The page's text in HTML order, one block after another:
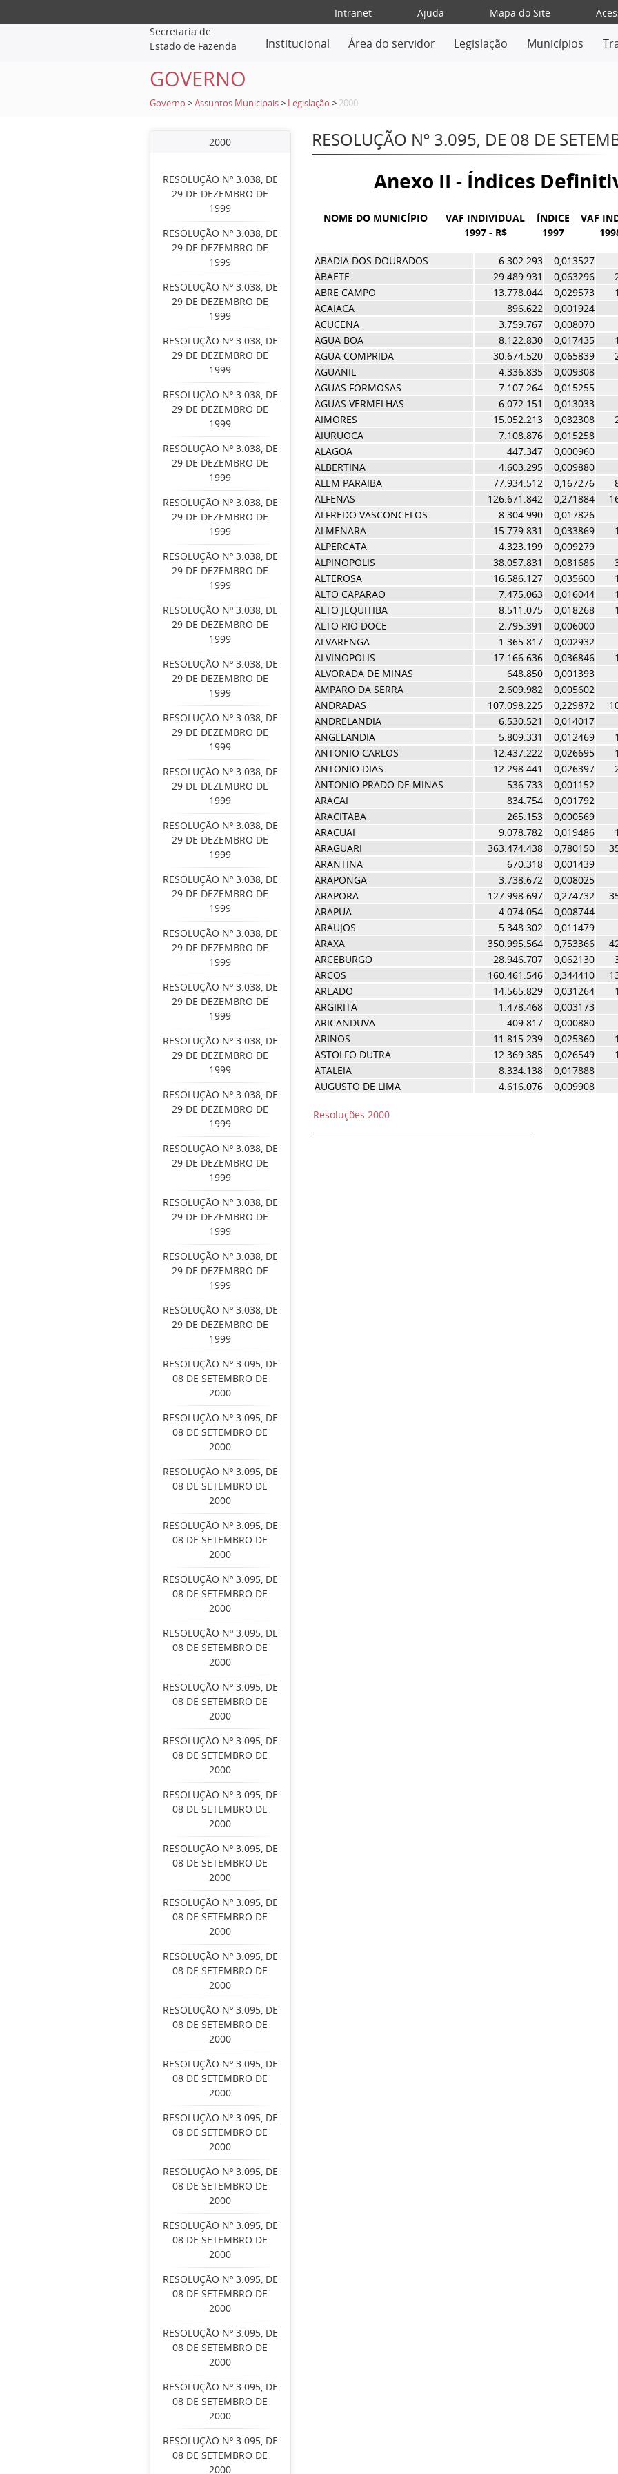
Intranet Ajuda Mapa do Site
Secretaria de
Estado de Fazenda
Institucional Área do servidor Legislação Municípios
GOVERNO
Governo >Assuntos Municipais > Legislação > 2000
2000
RESOLUÇÃO Nº 3.038, DE
29 DE DEZEMBRO DE
1999
RESOLUÇÃO Nº 3.038, DE
29 DE DEZEMBRO DE
1999
RESOLUÇÃO Nº 3.038, DE
29 DE DEZEMBRO DE
1999
RESOLUÇÃO Nº 3.038, DE
29 DE DEZEMBRO DE
1999
RESOLUÇÃO Nº 3.038, DE
29 DE DEZEMBRO DE
1999
RESOLUÇÃO Nº 3.038, DE
29 DE DEZEMBRO DE
1999
RESOLUÇÃO Nº 3.038, DE
29 DE DEZEMBRO DE
1999
RESOLUÇÃO Nº 3.038, DE
29 DE DEZEMBRO DE
1999
RESOLUÇÃO Nº 3.038, DE
29 DE DEZEMBRO DE
1999
RESOLUÇÃO Nº 3.038, DE
29 DE DEZEMBRO DE
1999
RESOLUÇÃO Nº 3.038, DE
29 DE DEZEMBRO DE
1999
RESOLUÇÃO Nº 3.038, DE
29 DE DEZEMBRO DE
1999
RESOLUÇÃO Nº 3.038, DE
29 DE DEZEMBRO DE
1999
RESOLUÇÃO Nº 3.038, DE
29 DE DEZEMBRO DE
1999
RESOLUÇÃO Nº 3.038, DE
29 DE DEZEMBRO DE
1999
RESOLUÇÃO Nº 3.038, DE
29 DE DEZEMBRO DE
1999
RESOLUÇÃO Nº 3.038, DE
29 DE DEZEMBRO DE
1999
RESOLUÇÃO Nº 3.038, DE
29 DE DEZEMBRO DE
1999
RESOLUÇÃO Nº 3.038, DE
29 DE DEZEMBRO DE
1999
RESOLUÇÃO Nº 3.038, DE
29 DE DEZEMBRO DE
1999
RESOLUÇÃO Nº 3.038, DE
29 DE DEZEMBRO DE
1999
RESOLUÇÃO Nº 3.038, DE
29 DE DEZEMBRO DE
1999
RESOLUÇÃO Nº 3.095, DE
08 DE SETEMBRO DE
2000
RESOLUÇÃO Nº 3.095, DE
08 DE SETEMBRO DE
2000
RESOLUÇÃO Nº 3.095, DE
08 DE SETEMBRO DE
2000
RESOLUÇÃO Nº 3.095, DE
08 DE SETEMBRO DE
2000
RESOLUÇÃO Nº 3.095, DE
08 DE SETEMBRO DE
2000
RESOLUÇÃO Nº 3.095, DE
08 DE SETEMBRO DE
2000
RESOLUÇÃO Nº 3.095, DE
08 DE SETEMBRO DE
2000
RESOLUÇÃO Nº 3.095, DE
08 DE SETEMBRO DE
2000
RESOLUÇÃO Nº 3.095, DE
08 DE SETEMBRO DE
2000
RESOLUÇÃO Nº 3.095, DE
08 DE SETEMBRO DE
2000
RESOLUÇÃO Nº 3.095, DE
08 DE SETEMBRO DE
2000
RESOLUÇÃO Nº 3.095, DE
08 DE SETEMBRO DE
2000
RESOLUÇÃO Nº 3.095, DE
08 DE SETEMBRO DE
2000
RESOLUÇÃO Nº 3.095, DE
08 DE SETEMBRO DE
2000
RESOLUÇÃO Nº 3.095, DE
08 DE SETEMBRO DE
2000
RESOLUÇÃO Nº 3.095, DE
08 DE SETEMBRO DE
2000
RESOLUÇÃO Nº 3.095, DE
08 DE SETEMBRO DE
2000
RESOLUÇÃO Nº 3.095, DE
08 DE SETEMBRO DE
2000
RESOLUÇÃO Nº 3.095, DE
08 DE SETEMBRO DE
2000
RESOLUÇÃO Nº 3.095, DE
08 DE SETEMBRO DE
2000
RESOLUÇÃO Nº 3.095, DE
08 DE SETEMBRO DE
2000
RESOLUÇÃO Nº 3.095, DE 08 DE
Anexo II - Índices
NOME DO MUNICÍPIO
VAF INDIVIDUAL
1997 - R$
ÍNDICE
1997
VAF
ABADIA DOS DOURADOS 6.302.293
0,013527
ABAETE
29.489.931 0,063296
ABRE CAMPO
13.778.044 0,029573
ACAIACA
896.622
0,001924
ACUCENA
3.759.767
0,008070
AGUA BOA
8.122.830 0,017435
AGUA COMPRIDA
30.674.520 0,065839
AGUANIL
4.336.835
0,009308
AGUAS FORMOSAS
7.107.264
0,015255
AGUAS VERMELHAS
6.072.151
0,013033
AIMORES
15.052.213 0,032308
AIURUOCA
7.108.876
0,015258
ALAGOA
447.347
0,000960
ALBERTINA
4.603.295
0,009880
ALEM PARAIBA
77.934.512 0,167276
ALFENAS
126.671.842 0,271884
ALFREDO VASCONCELOS
8.304.990
0,017826
ALMENARA
15.779.831 0,033869
ALPERCATA
4.323.199
0,009279
ALPINOPOLIS
38.057.831 0,081686
ALTEROSA
16.586.127 0,035600
ALTO CAPARAO
7.475.063 0,016044
ALTO JEQUITIBA
8.511.075 0,018268
ALTO RIO DOCE
2.795.391
0,006000
ALVARENGA
1.365.817
0,002932
ALVINOPOLIS
17.166.636 0,036846
ALVORADA DE MINAS
648.850
0,001393
AMPARO DA SERRA
2.609.982
0,005602
ANDRADAS
107.098.225 0,229872
ANDRELANDIA
6.530.521
0,014017
ANGELANDIA
5.809.331 0,012469
ANTONIO CARLOS
12.437.222 0,026695
ANTONIO DIAS
12.298.441 0,026397
ANTONIO PRADO DE MINAS
536.733
0,001152
ARACAI
834.754
0,001792
ARACITABA
265.153
0,000569
ARACUAI
9.078.782 0,019486
ARAGUARI
363.474.438 0,780150
ARANTINA
670.318
0,001439
ARAPONGA
3.738.672
0,008025
ARAPORA
127.998.697 0,274732
ARAPUA
4.074.054
0,008744
ARAUJOS
5.348.302
0,011479
ARAXA
350.995.564 0,753366
ARCEBURGO
28.946.707 0,062130
ARCOS
160.461.546 0,344410
AREADO
14.565.829 0,031264
ARGIRITA
1.478.468
0,003173
ARICANDUVA
409.817
0,000880
ARINOS
11.815.239 0,025360
ASTOLFO DUTRA
12.369.385 0,026549
ATALEIA
8.334.138
0,017888
AUGUSTO DE LIMA
4.616.076 0,009908
Resoluções 2000